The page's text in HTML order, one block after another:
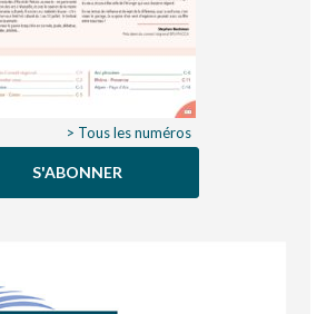
> Tous les numéros
S'ABONNER